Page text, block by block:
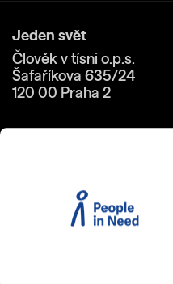
Jeden svět
Člověk v tísni o.p.s.
Šafaříkova 635/24
120 00 Praha 2